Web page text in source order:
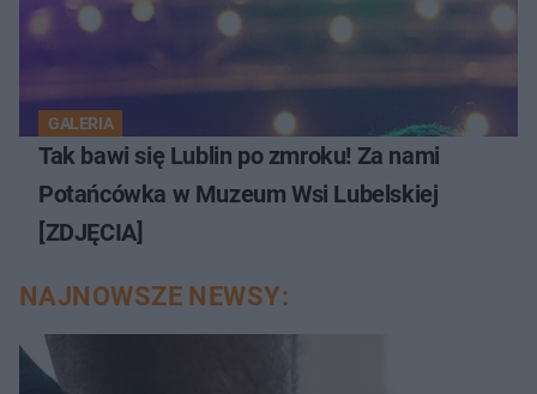
GALERIA
Tak bawi się Lublin po zmroku! Za nami
Potańcówka w Muzeum Wsi Lubelskiej
[ZDJĘCIA]
NAJNOWSZE NEWSY: